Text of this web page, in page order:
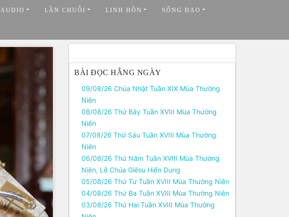
AUDIO LẦN CHUỖI LINH HỒN SỐNG ĐẠO
BÀI ĐỌC HẰNG NGÀY
09/08/26 Chúa Nhật Tuần XIX Mùa Thường
Niên
08/08/26 Thứ Bảy Tuần XVIII Mùa Thường
Niên
07/08/26 Thứ Sáu Tuần XVIII Mùa Thường
Niên
06/08/26 Thứ Năm Tuần XVIII Mùa Thường
Niên, Lễ Chúa Giêsu Hiển Dung
05/08/26 Thứ Tư Tuần XVIII Mùa Thường Niên
04/08/26 Thứ Ba Tuần XVIII Mùa Thường Niên
03/08/26 Thứ Hai Tuần XVIII Mùa Thường